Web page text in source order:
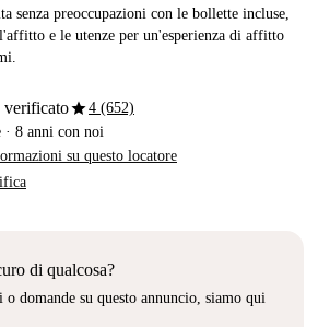
senza preoccupazioni con le bollette incluse,
e le utenze per un'esperienza di affitto
verificatostar4 (652)
· 8 anni con noi
su questo locatore
di qualcosa?
o domande su questo annuncio, siamo qui